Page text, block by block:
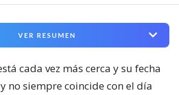
VER RESUMEN
cada vez más cerca y su fecha
no siempre coincide con el día